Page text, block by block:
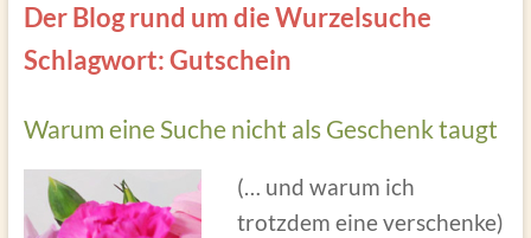
Der Blog rund um die Wurzelsuche
Schlagwort: Gutschein
Warum eine Suche nicht als Geschenk taugt
(… und warum ich
trotzdem eine verschenke)